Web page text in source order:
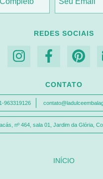
REDES SOCIAIS
CONTATO
963319126
nº 464, sala 01, Jardim da Glória,
INÍCIO